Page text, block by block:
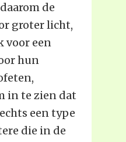
de
groter licht,
voor een
hun
in te zien dat
een type
die in de